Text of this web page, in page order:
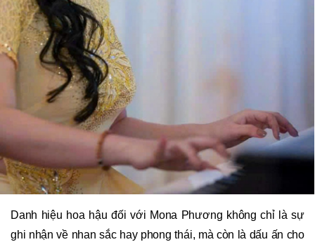
Danh hiệu hoa hậu đối với Mona Phương không chỉ là sự
ghi nhận về nhan sắc hay phong thái, mà còn là dấu ấn cho